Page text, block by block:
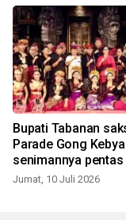
Bupati Tabanan
Parade Gong
senimannya pentas
Jumat, 10 Juli 2026